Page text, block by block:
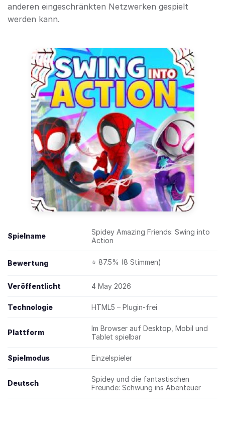
anderen eingeschränkten Netzwerken gespielt
werden kann.
Spielname
Spidey Amazing Friends: Swing into
Action
Bewertung ⭐ 87.5% (8 Stimmen)
Veröffentlicht 4 May 2026
Technologie HTML5 – Plugin-frei
Plattform
Im Browser auf Desktop, Mobil und
Tablet spielbar
Spielmodus Einzelspieler
Deutsch
Spidey und die fantastischen
Freunde: Schwung ins Abenteuer